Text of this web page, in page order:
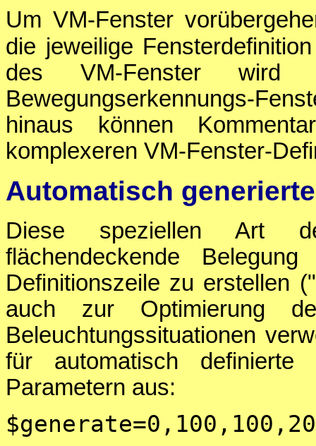
Um VM-Fenster
die jeweilige
des VM-Fenster wird
Bewegungserkennungs-
hinaus können
komplexeren VM-Fenster-
Automatisch
Diese speziellen Art
flächendeckende
Definitionszeile zu erstellen
auch zur Optimierung
Beleuchtungssituationen
für automatisch definierte
Parametern aus: